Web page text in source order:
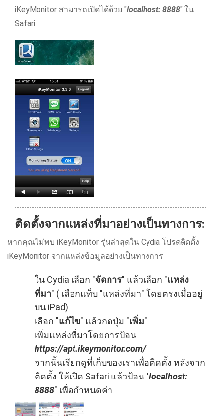
iKeyMonitor สามารถเปิดได้ด้วย "localhost: 8888" ใน
Safari
ติดตั้งจากแหล่งที่มาอย่างเป็นทางการ:
หากคุณไม่พบ iKeyMonitor รุ่นล่าสุดใน Cydia โปรดติดตั้ง
iKeyMonitor จากแหล่งข้อมูลอย่างเป็นทางการ
ใน Cydia เลือก "จัดการ" แล้วเลือก "แหล่ง
ที่มา" ( เลือกแท็บ "แหล่งที่มา" โดยตรงเมื่ออยู่
บน iPad)
เลือก "แก้ไข" แล้วกดปุ่ม "เพิ่ม"
เพิ่มแหล่งที่มาโดยการป้อน
https://apt.ikeymonitor.com/
จากนั้นเรียกดูที่เก็บของเราเพื่อติดตั้ง หลังจาก
ติดตั้ง ให้เปิด Safari แล้วป้อน "localhost:
8888" เพื่อกําหนดค่า